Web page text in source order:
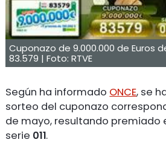
Cuponazo de 9.000.000 de Euros
83.579 | Foto: RTVE
Según ha informado ONCE, se
sorteo del cuponazo
de mayo, resultando premiado
serie 011.